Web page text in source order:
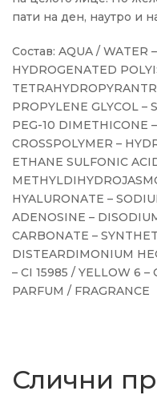
пати на ден, наутро и
Состав: AQUA / WATER
HYDROGENATED
PROPYLENE GLYCOL –
PEG-10 DIMETHICONE
CROSSPOLYMER –
ETHANE SULFONIC
HYALURONATE –
ADENOSINE –
CARBONATE –
DISTEARDIMONIUM
– CI 15985 / YELLOW 6
PARFUM / FRAGRANCE
Слични